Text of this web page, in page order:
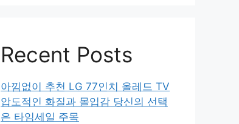
Recent Posts
아낌없이 추천 LG 77인치 올레드 TV
압도적인 화질과 몰입감 당신의 선택
은 타임세일 주목